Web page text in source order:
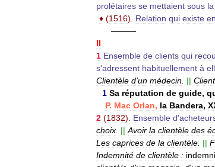
prolétaires se mettaient sous la
♦ (1516). Relation qui existe
———
II
1 Ensemble de clients qui
s'adressent habituellement à
Clientèle d'un médecin ||
1 Sa réputation de guide,
P. Mac Orlan, la Bandera,
2 (1832). Ensemble d'
choix || Avoir la clientèle des
Les caprices de la clientèle ||
Indemnité de clientèle :